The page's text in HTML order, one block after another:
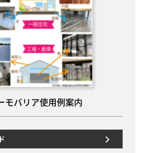
モバリア使用例案内